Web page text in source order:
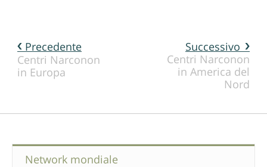
Successivo
Centri Narconon
in America del
Nord
Precedente
Centri Narconon
in Europa
Network mondiale